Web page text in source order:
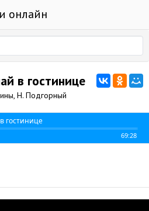
онлайн
в гостинице
Н. Подгорный
гостинице
69:28